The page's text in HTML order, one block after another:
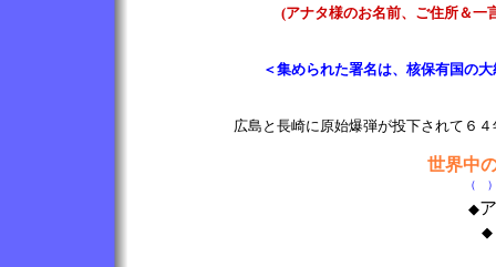
(アナタ様のお名前、ご住所＆一
＜集められた署名は、核保有国の
広島と長崎に原始爆弾が投下されて６
世界中
（
◆
◆